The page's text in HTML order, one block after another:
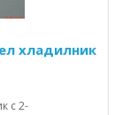
хладилник
с 2-